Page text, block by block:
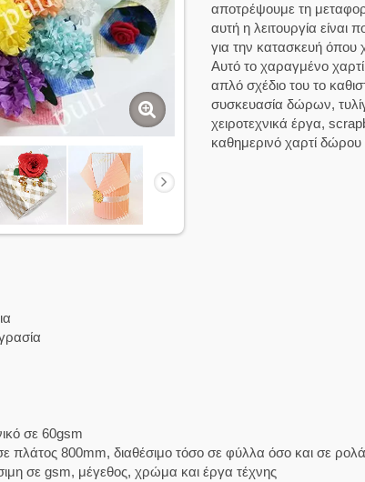
αποτρέψουμε τη
αυτή η λειτουργία είναι
για την κατασκευή όπου
Αυτό το χαραγμένο
απλό σχέδιο του το
συσκευασία δώρων,
χειροτεχνικά έργα,
καθημερινό χαρτί
σε 60gsm
πλάτος 800mm, διαθέσιμο τόσο σε φύλλα όσο και σε ρολά
σε gsm, μέγεθος, χρώμα και έργα τέχνης